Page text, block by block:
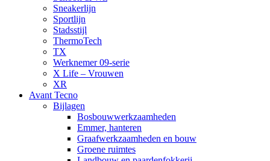
Sneakerlijn
Sportlijn
Stadsstijl
ThermoTech
TX
Werknemer 09-serie
X Life – Vrouwen
XR
Avant Tecno
Bijlagen
Bosbouwwerkzaamheden
Emmer, hanteren
Graafwerkzaamheden en bouw
Groene ruimtes